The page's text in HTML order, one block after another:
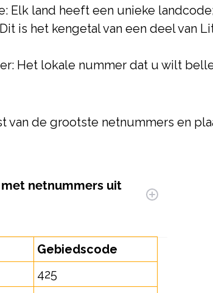
Elk land heeft een unieke
is het kengetal van een deel van
Het lokale nummer dat u wilt
van de grootste netnummers en
netnummers uit
Gebiedscode
425